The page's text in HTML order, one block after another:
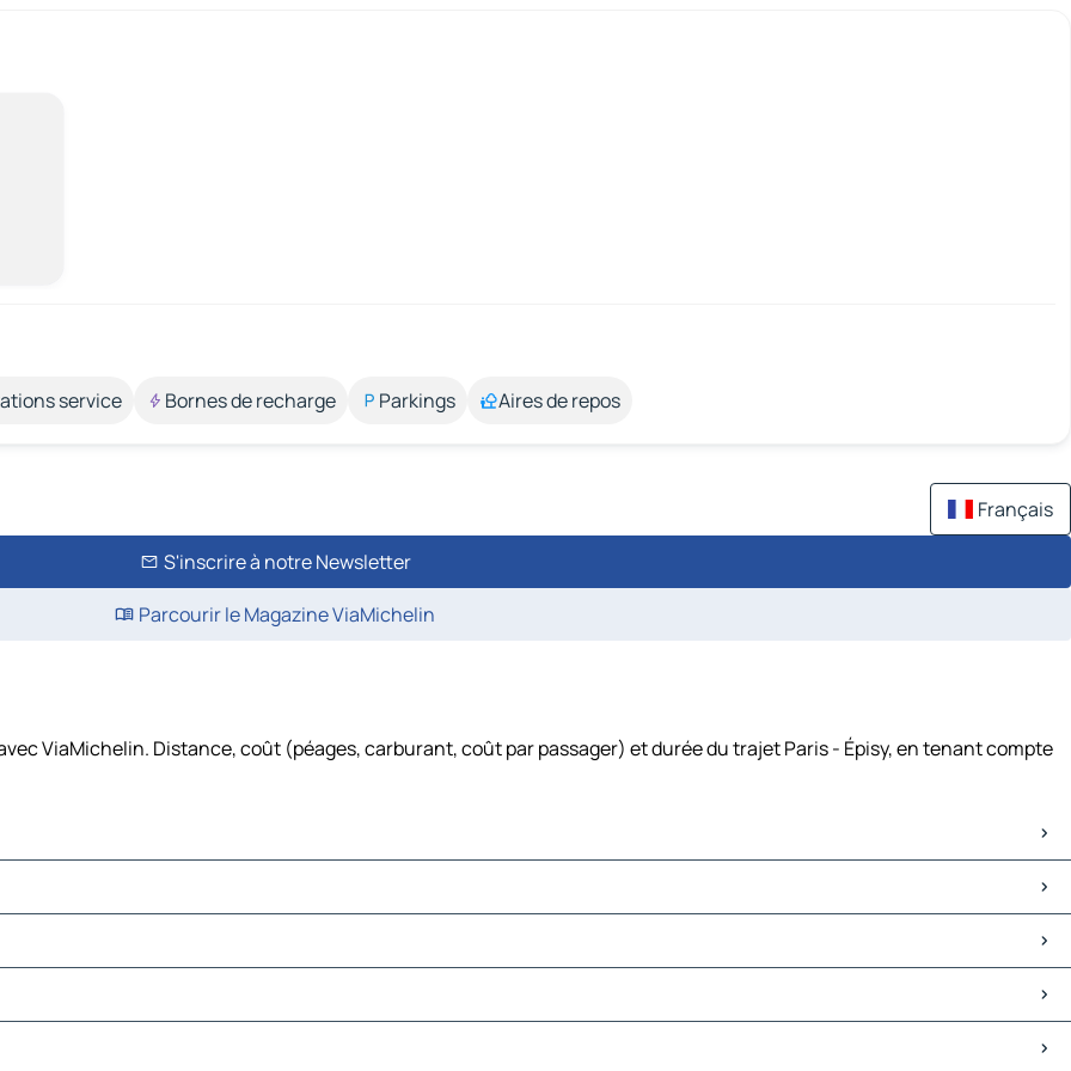
service Bornes de recharge Parkings Aires de repos
Français
S'inscrire à notre Newsletter
Parcourir le Magazine ViaMichelin
ViaMichelin. Distance, coût (péages, carburant, coût par passager) et durée du trajet Paris - Épisy, en tenant compte